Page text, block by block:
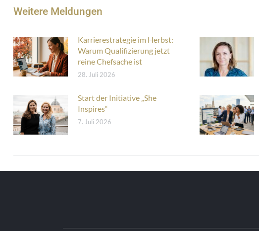
Weitere Meldungen
Karrierestrategie im Herbst:
Warum Qualifizierung jetzt
reine Chefsache ist
28. Juli 2026
Start der Initiative „She
Inspires“
7. Juli 2026